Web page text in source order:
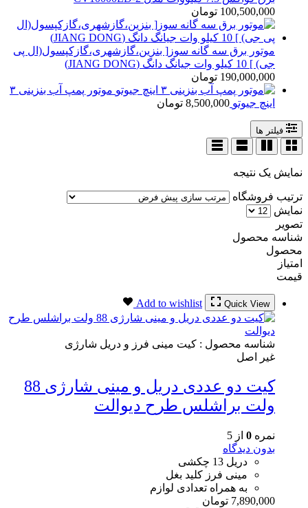
100,500,000 تومان
موتور برق سه گانه سوز[ بنزین،گازشهری،گازکپسول(ال پی
جی) ] 10 کیلو وات جیانگ دانگ (JIANG DONG)
190,000,000 تومان
موتور پمپ آب بنزینی ۳
اینچ جیوتو 8,500,000 تومان
فیلتر ها
نمایش یک نتیجه
ترتیب فروشگاه
نمایش
تصویر
شناسه محصول
محصول
امتیاز
قیمت
Quick View
Add to wishlist
شناسه محصول : کیت مینی فرز و دریل شارژی
غیر اصل
کیت دو عددی دریل و مینی شارژی 88
ولت براشلس طرح دیوالت
نمره 0 از 5
بدون دیدگاه
دریل 13 چکشی
مینی فرز کلید بغل
به همراه تعدادی لوازم
7,890,000 تومان